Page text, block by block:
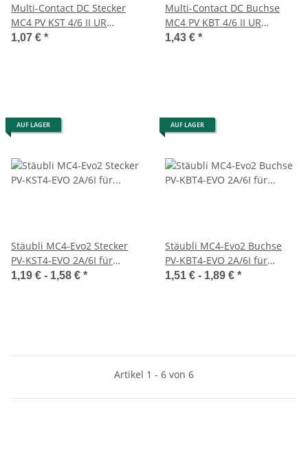
Multi-Contact DC Stecker
MC4 PV KST 4/6 II UR
32.0017P0001-UR bis 1000V
1,07 € *
Multi-Contact DC Buchse
MC4 PV KBT 4/6 II UR
32.0016P0001-UR bis 1000V
1,43 € *
AUF LAGER
Stäubli MC4-Evo2 Stecker
PV-KST4-EVO 2A/6I für
Leitungsdurchmesser 4,7 -
1,19 € - 1,58 € *
AUF LAGER
Stäubli MC4-Evo2 Buchse
PV-KBT4-EVO 2A/6I für
Leitungsdurchmesser 4,7 -
1,51 € - 1,89 € *
Artikel 1 - 6 von 6